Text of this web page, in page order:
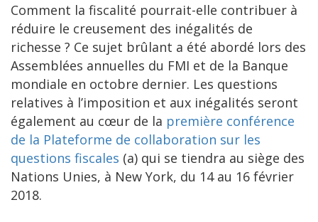
Comment la fiscalité pourrait-elle contribuer à
réduire le creusement des inégalités de
richesse ? Ce sujet brûlant a été abordé lors des
Assemblées annuelles du FMI et de la Banque
mondiale en octobre dernier. Les questions
relatives à l’imposition et aux inégalités seront
également au cœur de la première conférence
de la Plateforme de collaboration sur les
questions fiscales (a) qui se tiendra au siège des
Nations Unies, à New York, du 14 au 16 février
2018.